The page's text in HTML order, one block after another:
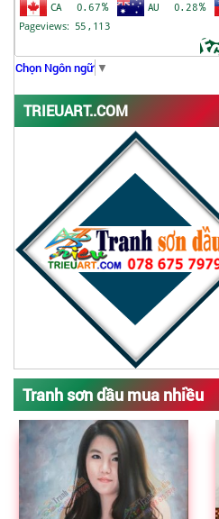
Chọn Ngôn ngữ ▼
TRIEUART..COM
Tranh sơn dầu mua nhiều